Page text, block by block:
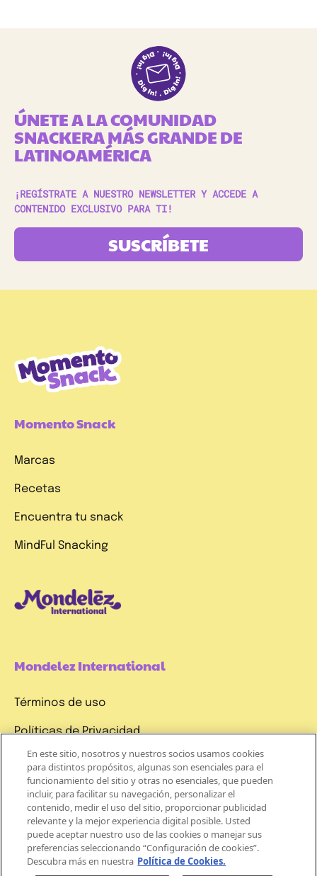
ÚNETE A LA COMUNIDAD
SNACKERA MÁS GRANDE DE
LATINOAMÉRICA
¡REGÍSTRATE A NUESTRO NEWSLETTER Y ACCEDE A
CONTENIDO EXCLUSIVO PARA TI!
SUSCRÍBETE
Momento Snack
Marcas
Recetas
Encuentra tu snack
MindFul Snacking
Mondelez International
Términos de uso
Políticas de Privacidad
Aviso de Cookie
En este sitio, nosotros y nuestros socios usamos cookies
para distintos propósitos, algunas son esenciales para el
funcionamiento del sitio y otras no esenciales, que pueden
incluir, para facilitar su navegación, personalizar el
contenido, medir el uso del sitio, proporcionar publicidad
relevante y la mejor experiencia digital posible. Usted
puede aceptar nuestro uso de las cookies o manejar sus
preferencias seleccionando “Configuración de cookies”.
Descubra más en nuestra Política de Cookies.
¡REGÍSTRATE
A
NUESTRO
NEWSLETTER